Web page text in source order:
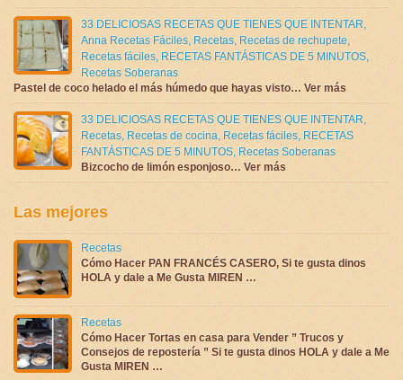
33 DELICIOSAS RECETAS QUE TIENES QUE INTENTAR,
Anna Recetas Fáciles, Recetas, Recetas de rechupete,
Recetas fáciles, RECETAS FANTÁSTICAS DE 5 MINUTOS,
Recetas Soberanas
Pastel de coco helado el más húmedo que hayas visto… Ver más
33 DELICIOSAS RECETAS QUE TIENES QUE INTENTAR,
Recetas, Recetas de cocina, Recetas fáciles, RECETAS
FANTÁSTICAS DE 5 MINUTOS, Recetas Soberanas
Bizcocho de limón esponjoso… Ver más
Las mejores
Recetas
Cómo Hacer PAN FRANCÉS CASERO, Si te gusta dinos
HOLA y dale a Me Gusta MIREN …
Recetas
Cómo Hacer Tortas en casa para Vender ” Trucos y
Consejos de repostería ” Si te gusta dinos HOLA y dale a Me
Gusta MIREN …